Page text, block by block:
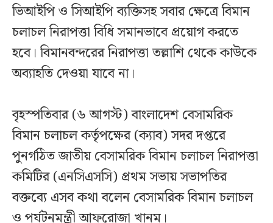
ভিআইপি ও সিআইপি ব্যক্তিসহ সবার ক্ষেত্রে বিমান
চলাচল নিরাপত্তা বিধি সমানভাবে প্রয়োগ করতে
হবে। বিমানবন্দরের নিরাপত্তা তল্লাশি থেকে কাউকে
অব্যাহতি দেওয়া যাবে না।
বৃহস্পতিবার (৬ আগস্ট) বাংলাদেশ বেসামরিক
বিমান চলাচল কর্তৃপক্ষের (ক্যাব) সদর দপ্তরে
পুনর্গঠিত জাতীয় বেসামরিক বিমান চলাচল নিরাপত্তা
কমিটির (এনসিএসসি) প্রথম সভায় সভাপতির
বক্তব্যে এসব কথা বলেন বেসামরিক বিমান চলাচল
ও পর্যটনমন্ত্রী আফরোজা খানম।